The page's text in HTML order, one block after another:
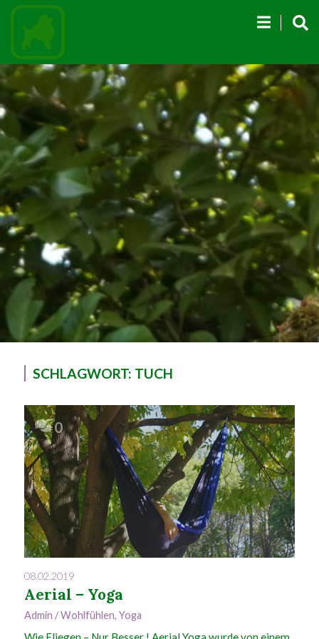
SCHLAGWORT: TUCH
0
08.02.2019
Aerial – Yoga
Admin /Wohlfühlen, Yoga